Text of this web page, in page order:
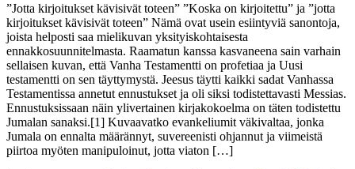
”Jotta kirjoitukset kävisivät toteen” ”Koska on kirjoitettu” ja ”jotta
kirjoitukset kävisivät toteen” Nämä ovat usein esiintyviä sanontoja,
joista helposti saa mielikuvan yksityiskohtaisesta
ennakkosuunnitelmasta. Raamatun kanssa kasvaneena sain varhain
sellaisen kuvan, että Vanha Testamentti on profetiaa ja Uusi
testamentti on sen täyttymystä. Jeesus täytti kaikki sadat Vanhassa
Testamentissa annetut ennustukset ja oli siksi todistettavasti Messias.
Ennustuksissaan näin ylivertainen kirjakokoelma on täten todistettu
Jumalan sanaksi.[1] Kuvaavatko evankeliumit väkivaltaa, jonka
Jumala on ennalta määrännyt, suvereenisti ohjannut ja viimeistä
piirtoa myöten manipuloinut, jotta viaton […]